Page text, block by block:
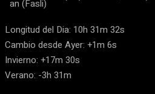
an (Fasli)
Longitud del Dia: 10h 31m 32s
Cambio desde Ayer: +1m 6s
Invierno: +17m 30s
Verano: -3h 31m